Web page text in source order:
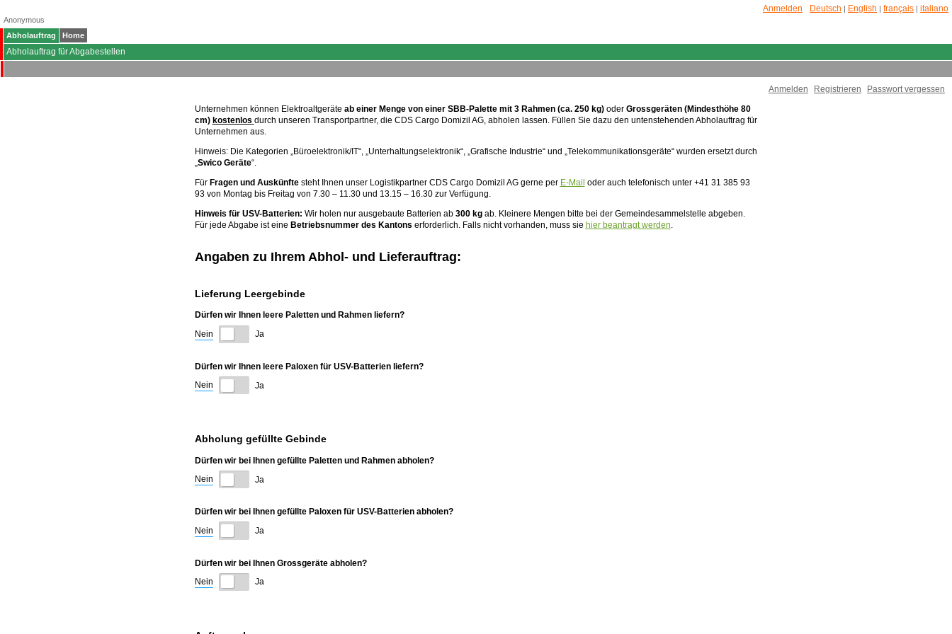
Anmelden Deutsch | English | français | italiano
Anonymous
Abholauftrag
Home
Abholauftrag für Abgabestellen
Anmelden Registrieren
Passwort vergessen
Unternehmen können Elektroaltgeräte ab einer Menge von einer SBB-Palette mit 3 Rahmen (ca. 250 kg)oder Grossgeräten (Mindesthöhe 80
cm) kostenlos durch unseren Transportpartner, die CDS Cargo Domizil AG, abholen lassen. Füllen Sie dazu den untenstehenden Abholauftrag für
Unternehmen aus.
Hinweis: Die Kategorien „Büroelektronik/IT“, „Unterhaltungselektronik“, „Grafische Industrie“ und „Telekommunikationsgeräte“ wurden ersetzt durch
Swico Geräte“.
Für Fragen und Auskünftesteht Ihnen unser Logistikpartner CDS Cargo Domizil AG gerne per E-Mail oder auch telefonisch unter +41 31 385 93
93 von Montag bis Freitag von 7.30 – 11.30 und 13.15 – 16.30 zur Verfügung.
Hinweis für USV-Batterien: Wir holen nur ausgebaute Batterien ab 300 kgab. Kleinere Mengen bitte bei der Gemeindesammelstelle abgeben.
Für jede Abgabe ist eine Betriebsnummer des Kantons erforderlich. Falls nicht vorhanden, muss sie hier beantragt werden
Angaben zu Ihrem Abhol- und Lieferauftrag:
Lieferung Leergebinde
Dürfen wir Ihnen leere Paletten und Rahmen liefern?
Nein
Ja
Dürfen wir Ihnen leere Paloxen für USV-Batterien liefern?
Nein
Ja
Abholung gefüllte Gebinde
Dürfen wir bei Ihnen gefüllte Paletten und Rahmen abholen?
Nein
Ja
Dürfen wir bei Ihnen gefüllte Paloxen für USV-Batterien abholen?
Nein
Ja
Dürfen wir bei Ihnen Grossgeräte abholen?
Nein
Ja